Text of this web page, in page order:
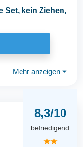
Set, kein Ziehen,
Mehr anzeigen ⏷
8,3/10
befriedigend
★★